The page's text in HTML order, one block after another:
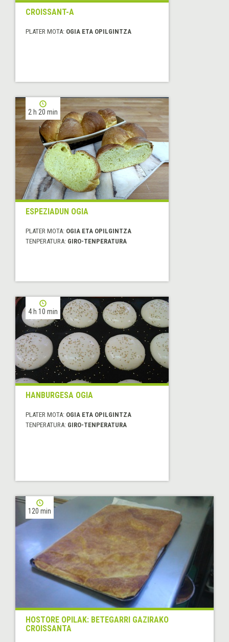
CROISSANT-A
PLATER MOTA: OGIA ETA OPILGINTZA
2 h 20 min
ESPEZIADUN OGIA
PLATER MOTA: OGIA ETA OPILGINTZA
TENPERATURA: GIRO-TENPERATURA
4 h 10 min
HANBURGESA OGIA
PLATER MOTA: OGIA ETA OPILGINTZA
TENPERATURA: GIRO-TENPERATURA
120 min
HOSTORE OPILAK: BETEGARRI GAZIRAKO
CROISSANTA